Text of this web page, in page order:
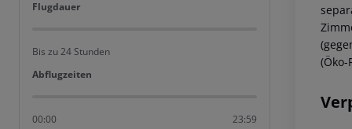
Flugdauer
Flugdauer
Bis zu 24 Stunden
Abflugzeiten
Abflugzeiten
00:00 23:59